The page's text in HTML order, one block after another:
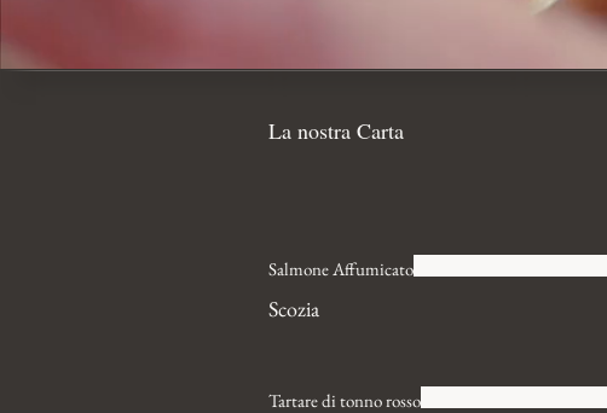
La nostra Carta
Salmone Affumicato
Scozia
Tartare di tonno rosso